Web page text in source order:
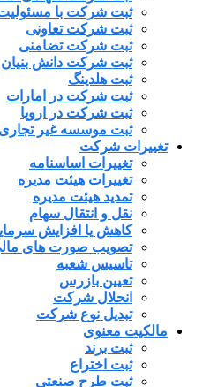
ثبت شرکت با
ثبت شرکت تعاونی
ثبت شرکت تضامنی
ثبت شرکت دانش بنیان
ثبت هلدینگ
ثبت شرکت در امارات
ثبت شرکت در اروپا
ثبت موسسه غیر تجاری
تغییرات شرکت
تغییرات اساسنامه
تغییرات هیئت مدیره
تمدید هیئت مدیره
نقل و انتقال سهام
کاهش یا افزایش
تصویب صورت های
تاسیس شعبه
تعیین بازرس
انحلال شرکت
تبدیل نوع شرکت
مالکیت معنوی
ثبت برند
ثبت اختراع
ثبت طرح صنعتی